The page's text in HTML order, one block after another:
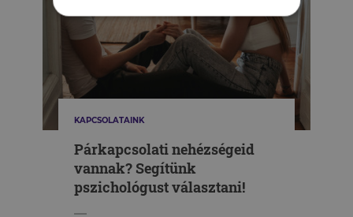
KAPCSOLATAINK
Párkapcsolati nehézségeid
vannak? Segítünk
pszichológust választani!